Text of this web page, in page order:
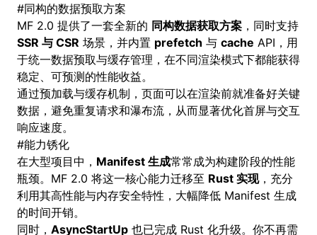
#同构的数据预取方案
MF 2.0 提供了一套全新的 同构数据获取方案 ，同时支持
SSR 与 CSR 场景，并内置 prefetch 与 cache API，用
于统一数据预取与缓存管理，在不同渲染模式下都能获得
稳定、可预测的性能收益。
通过预加载与缓存机制，页面可以在渲染前就准备好关键
数据，避免重复请求和瀑布流，从而显著优化首屏与交互
响应速度。
#能力锈化
在大型项目中， Manifest 生成常常成为构建阶段的性能
瓶颈。MF 2.0 将这一核心能力迁移至 Rust 实现，充分
利用其高性能与内存安全特性，大幅降低 Manifest 生成
的时间开销。
同时， AsyncStartUp 也已完成 Rust 化升级。你不再需